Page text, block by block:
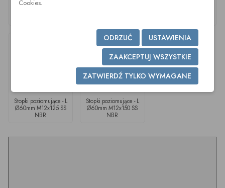
Stopki poziomujące - L
Stopki poziomujące - L
Ø60mm M12x125 SS
NBR
Stopki poziomujące - L
Ø60mm M12x150 SS
NBR
Cookies.
USTAWIENIA
ODRZUĆ
ZAAKCEPTUJ WSZYSTKIE
ZATWIERDŹ TYLKO WYMAGANE